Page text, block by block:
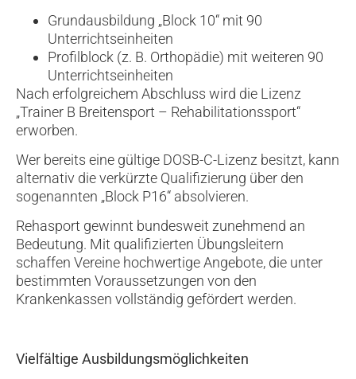
Grundausbildung „Block 10“ mit 90
Unterrichtseinheiten
Profilblock (z. B. Orthopädie) mit weiteren 90
Unterrichtseinheiten
Nach erfolgreichem Abschluss wird die Lizenz
„Trainer B Breitensport – Rehabilitationssport“
erworben.
Wer bereits eine gültige DOSB-C-Lizenz besitzt, kann
alternativ die verkürzte Qualifizierung über den
sogenannten „Block P16“ absolvieren.
Rehasport gewinnt bundesweit zunehmend an
Bedeutung. Mit qualifizierten Übungsleitern
schaffen Vereine hochwertige Angebote, die unter
bestimmten Voraussetzungen von den
Krankenkassen vollständig gefördert werden.
Vielfältige Ausbildungsmöglichkeiten